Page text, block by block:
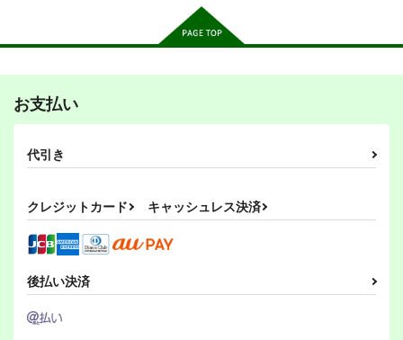
オリジナル
オリジナル同人て売れ
不愛想なカフェ店員に
恋する話2
ツキヨミ
作品詳細
不愛想なカフェ店員に
作品詳細 作品詳細
お支払い
代引き
クレジットカード キャッシュレス決済
後払い決済